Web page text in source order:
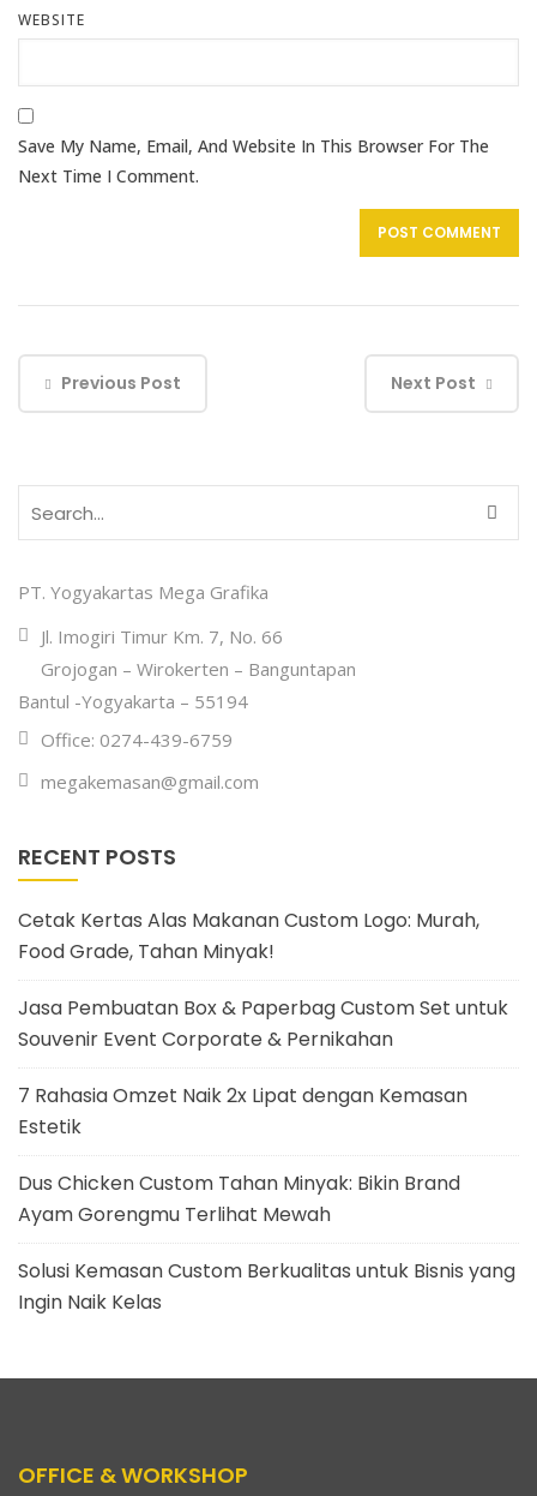
WEBSITE
Save My Name, Email, And Website In This Browser For The
Next Time I Comment.
Previous Post Next Post
PT. Yogyakartas Mega Grafika
Jl. Imogiri Timur Km. 7, No. 66
Grojogan – Wirokerten – Banguntapan
Bantul -Yogyakarta – 55194
Office: 0274-439-6759
megakemasan@gmail.com
RECENT POSTS
Cetak Kertas Alas Makanan Custom Logo: Murah,
Food Grade, Tahan Minyak!
Jasa Pembuatan Box & Paperbag Custom Set untuk
Souvenir Event Corporate & Pernikahan
7 Rahasia Omzet Naik 2x Lipat dengan Kemasan
Estetik
Dus Chicken Custom Tahan Minyak: Bikin Brand
Ayam Gorengmu Terlihat Mewah
Solusi Kemasan Custom Berkualitas untuk Bisnis yang
Ingin Naik Kelas
OFFICE & WORKSHOP